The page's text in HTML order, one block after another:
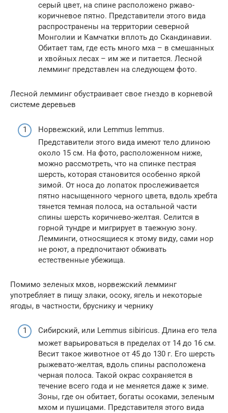
серый цвет, на спине расположено ржаво-
коричневое пятно. Представители этого вида
распространены на территории северной
Монголии и Камчатки вплоть до Скандинавии.
Обитает там, где есть много мха – в смешанных
и хвойных лесах – им же и питается. Лесной
лемминг представлен на следующем фото.
Лесной лемминг обустраивает свое гнездо в корневой
системе деревьев
Норвежский, или Lemmus lemmus.
Представители этого вида имеют тело длиною
около 15 см. На фото, расположенном ниже,
можно рассмотреть, что на спинке пестрая
шерсть, которая становится особенно яркой
зимой. От носа до лопаток прослеживается
пятно насыщенного черного цвета, вдоль хребта
тянется темная полоса, на остальной части
спины шерсть коричнево-желтая. Селится в
горной тундре и мигрирует в таежную зону.
Лемминги, относящиеся к этому виду, сами нор
не роют, а предпочитают обживать
естественные убежища.
Помимо зеленых мхов, норвежский лемминг
употребляет в пищу злаки, осоку, ягель и некоторые
ягоды, в частности, бруснику и чернику
Сибирский, или Lemmus sibiricus. Длина его тела
может варьироваться в пределах от 14 до 16 см.
Весит такое животное от 45 до 130 г. Его шерсть
рыжевато-желтая, вдоль спины расположена
черная полоса. Такой окрас сохраняется в
течение всего года и не меняется даже к зиме.
Зоны, где он обитает, богаты осоками, зеленым
мхом и пушицами. Представителя этого вида